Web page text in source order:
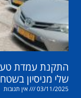
התקנת עמדת
שלי מניסיון בשטח
03/11/2025
אין תגובות